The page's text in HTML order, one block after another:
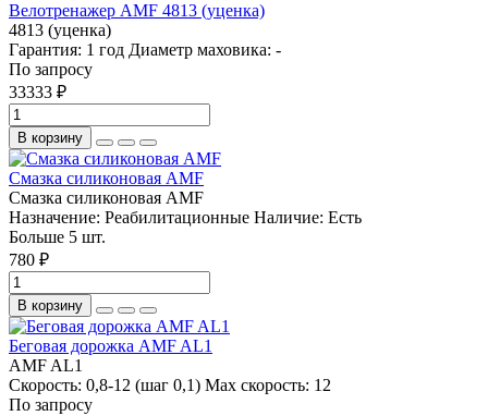
Велотренажер AMF 4813 (уценка)
4813 (уценка)
Гарантия: 1 год Диаметр маховика: -
По запросу
33333 ₽
В корзину
Смазка силиконовая AMF
Смазка силиконовая AMF
Назначение: Реабилитационные Наличие: Есть
Больше 5 шт.
780 ₽
В корзину
Беговая дорожка AMF AL1
AMF AL1
Скорость: 0,8-12 (шаг 0,1) Max скорость: 12
По запросу